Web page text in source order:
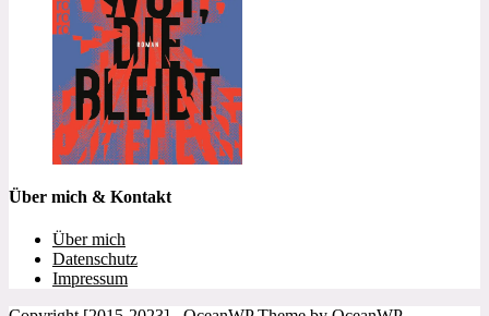
Über mich & Kontakt
Über mich
Datenschutz
Impressum